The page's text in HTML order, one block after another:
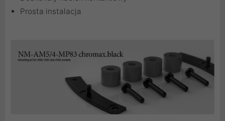
Prosta instalacja